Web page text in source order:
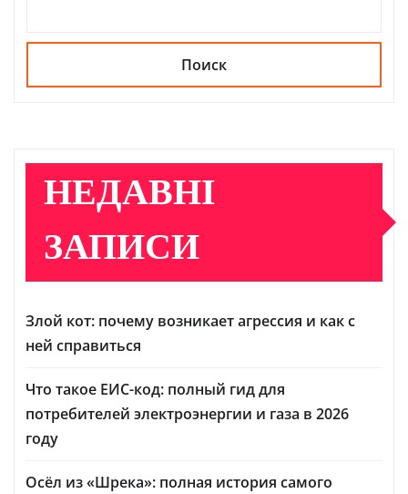
Поиск
НЕДАВНІ
ЗАПИСИ
Злой кот: почему возникает агрессия и как с
ней справиться
Что такое ЕИС-код: полный гид для
потребителей электроэнергии и газа в 2026
году
Осёл из «Шрека»: полная история самого